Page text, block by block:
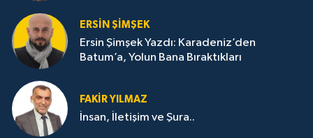
ERSIN ŞIMŞEK
Ersin Şimşek Yazdı: Karadeniz’den
Batum’a, Yolun Bana Bıraktıkları
FAKIR YILMAZ
İnsan, İletişim ve Şura..